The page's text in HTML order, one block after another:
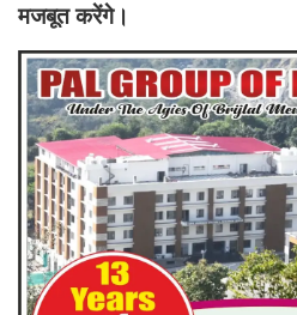
मजबूत करेंगे।